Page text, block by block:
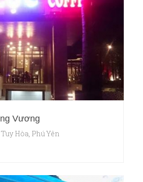
Vương
Hòa, Phú Yên